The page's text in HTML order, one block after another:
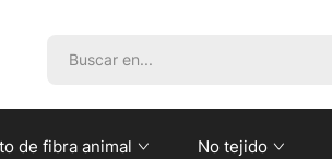
de fibra animal No tejido